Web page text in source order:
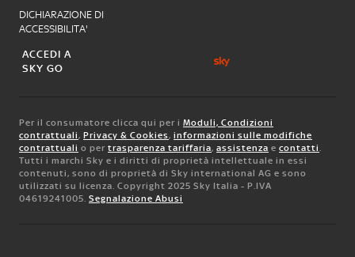
DICHIARAZIONE DI
ACCESSIBILITA'
ACCEDI A
SKY GO
Per il consumatore clicca qui per i Moduli, Condizioni
contrattuali, Privacy & Cookies, informazioni sulle modifiche
contrattuali o per trasparenza tariffaria, assistenza e contatti.
Tutti i marchi Sky e i diritti di proprietà intellettuale in essi
contenuti, sono di proprietà di Sky international AG e sono
utilizzati su licenza. Copyright 2025 Sky Italia - P.IVA
04619241005. Segnalazione Abusi